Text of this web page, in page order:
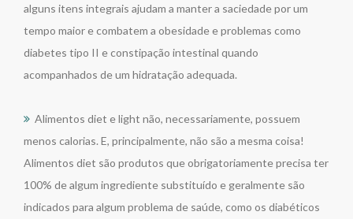
alguns itens integrais ajudam a manter a saciedade por um
tempo maior e combatem a obesidade e problemas como
diabetes tipo II e constipação intestinal quando
acompanhados de um hidratação adequada.
Alimentos diet e light não, necessariamente, possuem
menos calorias. E, principalmente, não são a mesma coisa!
Alimentos diet são produtos que obrigatoriamente precisa ter
100% de algum ingrediente substituído e geralmente são
indicados para algum problema de saúde, como os diabéticos